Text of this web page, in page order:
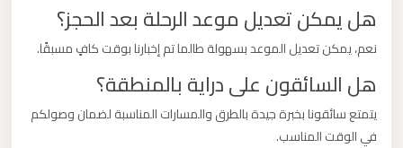
هل يمكن تعديل موعد الرحلة بعد الحجز؟
نعم، يمكن تعديل الموعد بسهولة طالما تم إخبارنا بوقت كافٍ مسبقًا.
هل السائقون على دراية بالمنطقة؟
يتمتع سائقونا بخبرة جيدة بالطرق والمسارات المناسبة لضمان وصولكم
في الوقت المناسب.